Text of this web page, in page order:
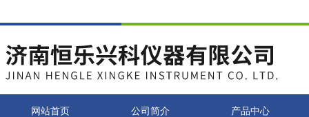
网站首页 公司简介 产品中心